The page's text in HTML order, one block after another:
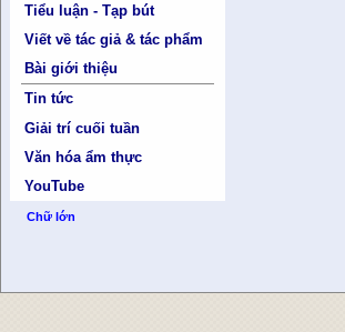
Tiểu luận - Tạp bút
Viết về tác giả & tác phẩm
Bài giới thiệu
Tin tức
Giải trí cuối tuần
Văn hóa ẩm thực
YouTube
Chữ lớn